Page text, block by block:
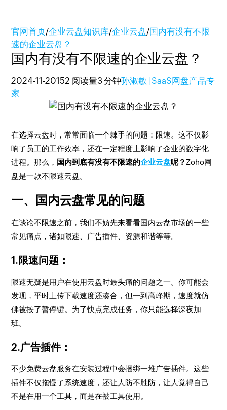
官网首页/企业云盘知识库/企业云盘/国内有没有不限
速的企业云盘？
国内有没有不限速的企业云盘？
2024-11-20152 阅读量3 分钟孙淑敏 | SaaS网盘产品专
家
在选择云盘时，常常面临一个棘手的问题：限速。这不仅影
响了员工的工作效率，还在一定程度上影响了企业的数字化
进程。那么， 国内到底有没有不限速的企业云盘呢？ Zoho网
盘是一款不限速云盘。
一、国内云盘常见的问题
在谈论不限速之前，我们不妨先来看看国内云盘市场的一些
常见痛点，诸如限速、广告插件、资源和谐等等。
1.限速问题：
限速无疑是用户在使用云盘时最头痛的问题之一。你可能会
发现，平时上传下载速度还凑合，但一到高峰期，速度就仿
佛被按了暂停键。为了快点完成任务，你只能选择深夜加
班。
2.广告插件：
不少免费云盘服务在安装过程中会捆绑一堆广告插件。这些
插件不仅拖慢了系统速度，还让人防不胜防，让人觉得自己
不是在用一个工具，而是在被工具使用。